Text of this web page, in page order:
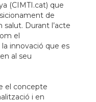
(CIMTI.cat) que
de
salut. Durant l’acte
el
la innovació que es
al seu
el concepte
i en